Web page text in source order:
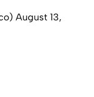
August 13,